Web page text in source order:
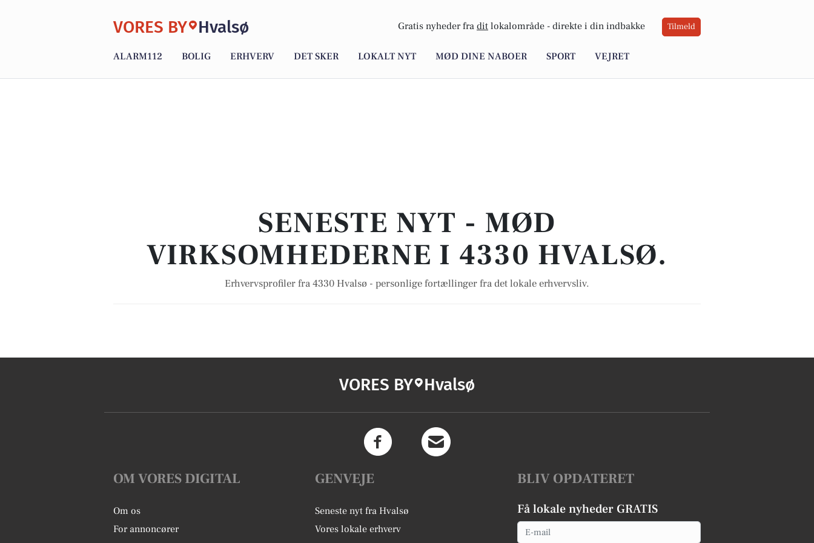
VORES BY Hvalsø Gratis nyheder fra dit lokalområde - direkte i din indbakke Tilmeld
ALARM112 BOLIG ERHVERV DET SKER LOKALT NYT MØD DINE NABOER SPORT VEJRET
SENESTE NYT - MØD
VIRKSOMHEDERNE I 4330 HVALSØ.
Erhvervsprofiler fra 4330 Hvalsø - personlige fortællinger fra det lokale erhvervsliv.
VORES BY Hvalsø
OM VORES DIGITAL
Om os
For annoncører
GENVEJE
Seneste nyt fra Hvalsø
Vores lokale erhverv
BLIV OPDATERET
Få lokale nyheder GRATIS
Email